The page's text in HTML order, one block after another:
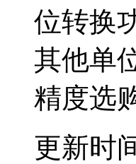
位转换
其他单
精度选购
更新时间